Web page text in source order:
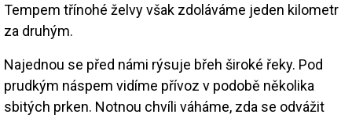
Tempem třínohé želvy však zdoláváme jeden kilometr
za druhým.
Najednou se před námi rýsuje břeh široké řeky. Pod
prudkým náspem vidíme přívoz v podobě několika
sbitých prken. Notnou chvíli váháme, zda se odvážit